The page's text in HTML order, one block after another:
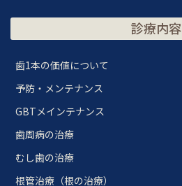
診療内容
歯1本の価値について
予防・メンテナンス
GBTメインテナンス
歯周病の治療
むし歯の治療
根管治療（根の治療）